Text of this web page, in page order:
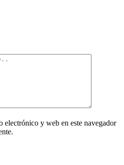
electrónico y web en este navegador